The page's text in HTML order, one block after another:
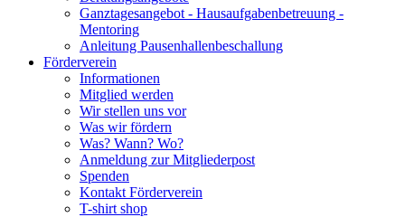
Ganztagesangebot - Hausaufgabenbetreuung -
Mentoring
Anleitung Pausenhallenbeschallung
Förderverein
Informationen
Mitglied werden
Wir stellen uns vor
Was wir fördern
Was? Wann? Wo?
Anmeldung zur Mitgliederpost
Spenden
Kontakt Förderverein
T-shirt shop